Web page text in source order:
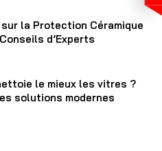
la Protection Céramique
d’Experts
le mieux les vitres ?
solutions modernes